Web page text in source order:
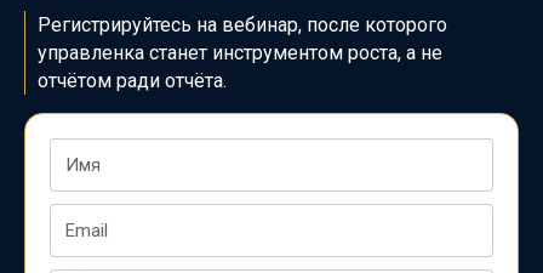
Регистрируйтесь на вебинар, после которого
управленка станет инструментом роста, а не
отчётом ради отчёта.